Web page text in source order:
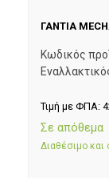
ΓΑΝΤΙΑ
Κωδικός
Τιμή με ΦΠΑ:
Σε απόθεμα
Διαθέσιμο